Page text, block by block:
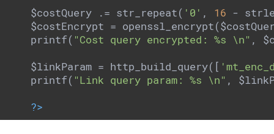
$costQuery .= str_repeat( '0' , 16 -
$costEncrypt =
printf( "Cost query encrypted: %s \n" ,
$linkParam = http_build_query([
printf( "Link query param: %s \n" ,
?>